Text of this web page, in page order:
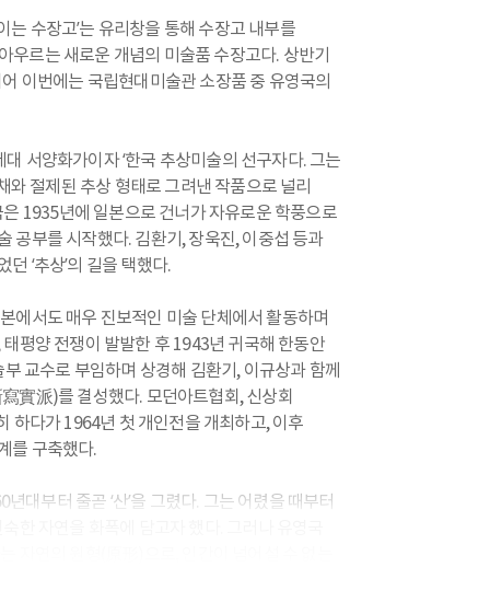
는 수장고’는 유리창을 통해 수장고 내부를
우르는 새로운 개념의 미술품 수장고다. 상반기
이번에는 국립현대미술관 소장품 중 유영국의
서양화가이자 ‘한국 추상미술의 선구자다. 그는
와 절제된 추상 형태로 그려낸 작품으로 널리
1935년에 일본으로 건너가 자유로운 학풍으로
공부를 시작했다. 김환기, 장욱진, 이중섭 등과
‘추상’의 길을 택했다.
에서도 매우 진보적인 미술 단체에서 활동하며
평양 전쟁이 발발한 후 1943년 귀국해 한동안
교수로 부임하며 상경해 김환기, 이규상과 함께
實派)를 결성했다. 모던아트협회, 신상회
하다가 1964년 첫 개인전을 개최하고, 이후
를 구축했다.
대부터 줄곧 ‘산’을 그렸다. 그는 어렸을 때부터
을 보여주는 ‘정수’다. 그는 이를 표현하기 위해